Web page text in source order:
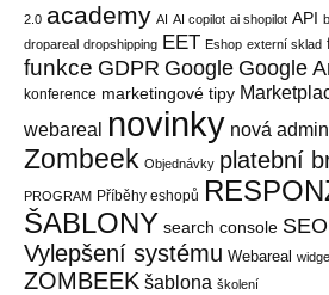
2.0 academy AI AI copilot ai shopilot API
dropareal dropshipping EET Eshop externí sklad
funkce GDPR Google Google
konference marketingové tipy
webareal novinky nová
Zombeek Objednávky platební
PROGRAM Příběhy eshopů
ŠABLONY search console SEO
Vylepšení systému Webareal
ZOMBEEK šablona školení